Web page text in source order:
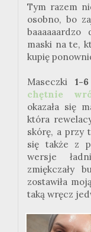
Tym razem
osobno, bo
baaaaaardzo
maski na te,
kupię
Maseczki 1-6
chętnie
okazała się
która
skórę, a przy
się także z
wersje
zmiękczały
zostawiła
taką wręcz